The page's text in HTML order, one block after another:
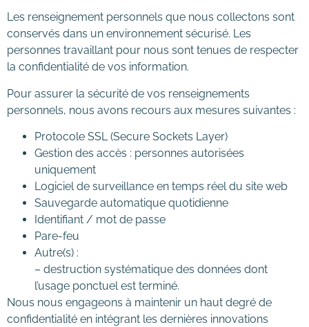
Les renseignement personnels que nous collectons sont
conservés dans un environnement sécurisé. Les
personnes travaillant pour nous sont tenues de respecter
la confidentialité de vos information.
Pour assurer la sécurité de vos renseignements
personnels, nous avons recours aux mesures suivantes :
Protocole SSL (Secure Sockets Layer)
Gestion des accès : personnes autorisées
uniquement
Logiciel de surveillance en temps réel du site web
Sauvegarde automatique quotidienne
Identifiant / mot de passe
Pare-feu
Autre(s) :
– destruction systématique des données dont
l’usage ponctuel est terminé.
Nous nous engageons à maintenir un haut degré de
confidentialité en intégrant les dernières innovations